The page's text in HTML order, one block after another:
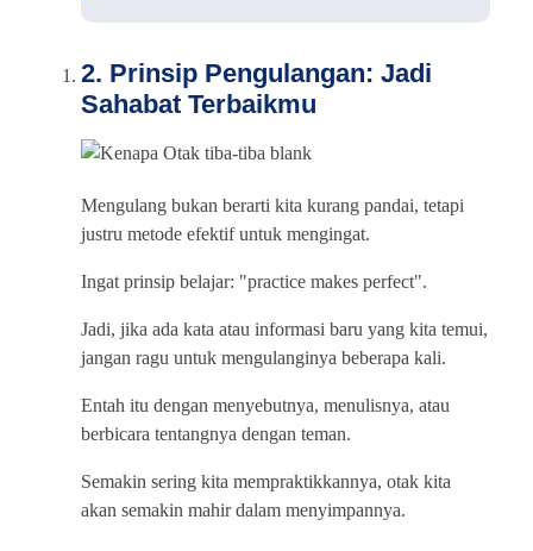
2. Prinsip Pengulangan: Jadi
Sahabat Terbaikmu
Mengulang bukan berarti kita kurang pandai, tetapi
justru metode efektif untuk mengingat.
Ingat prinsip belajar: "practice makes perfect".
Jadi, jika ada kata atau informasi baru yang kita temui,
jangan ragu untuk mengulanginya beberapa kali.
Entah itu dengan menyebutnya, menulisnya, atau
berbicara tentangnya dengan teman.
Semakin sering kita mempraktikkannya, otak kita
akan semakin mahir dalam menyimpannya.